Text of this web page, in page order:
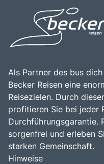
Als Partner des bus
Becker Reisen eine
Reisezielen. Durch
profitieren Sie bei jeder
Durchführungsgarantie.
sorgenfrei und erleben
starken Gemeinschaft.
Hinweise